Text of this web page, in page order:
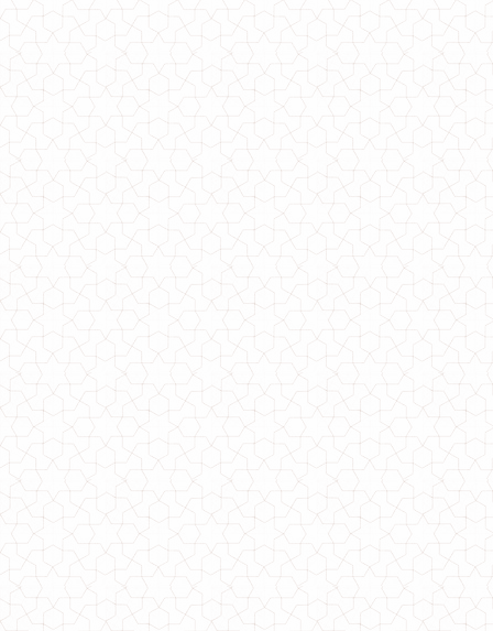
780.00грн.
Спортивний оксамитовий костюм для повних жінок
1600.00грн.
Модний спортивний костюм з велюру